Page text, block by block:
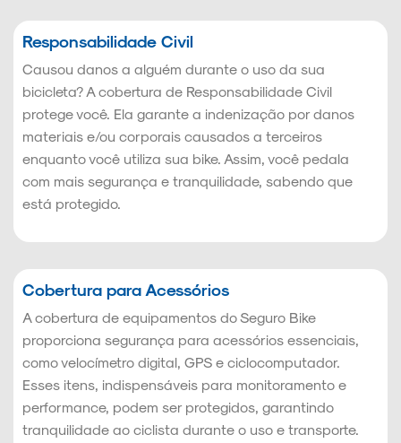
Responsabilidade Civil
Causou danos a alguém durante o uso da sua
bicicleta? A cobertura de Responsabilidade Civil
protege você. Ela garante a indenização por danos
materiais e/ou corporais causados a terceiros
enquanto você utiliza sua bike. Assim, você pedala
com mais segurança e tranquilidade, sabendo que
está protegido.
Cobertura para Acessórios
A cobertura de equipamentos do Seguro Bike
proporciona segurança para acessórios essenciais,
como velocímetro digital, GPS e ciclocomputador.
Esses itens, indispensáveis para monitoramento e
performance, podem ser protegidos, garantindo
tranquilidade ao ciclista durante o uso e transporte.